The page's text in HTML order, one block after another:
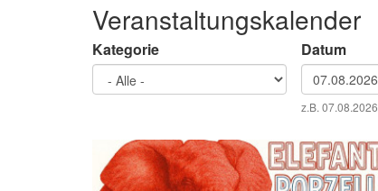
Veranstaltungskalender
Kategorie Datum
Datum
z.B. 07.08.2026